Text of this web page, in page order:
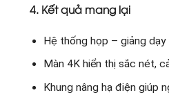
4. Kết quả mang lại
Hệ thống họp – giảng
Màn 4K hiển thị sắc nét,
Khung nâng hạ điện giúp